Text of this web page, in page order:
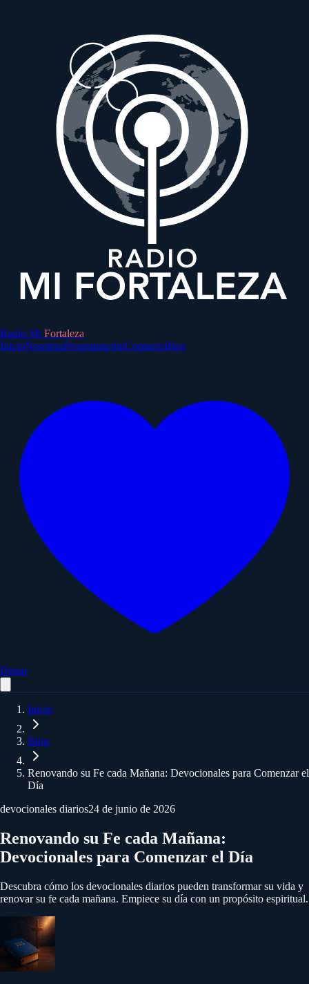
Radio Mi Fortaleza
InicioNosotrosProgramaciónContactoBlog
Donar
Inicio
Blog
Renovando su Fe cada Mañana: Devocionales para Comenzar el
Día
devocionales diarios24 de junio de 2026
Renovando su Fe cada Mañana:
Devocionales para Comenzar el Día
Descubra cómo los devocionales diarios pueden transformar su vida y
renovar su fe cada mañana. Empiece su día con un propósito espiritual.